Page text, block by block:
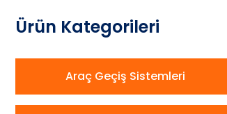
Ürün Kategorileri
Araç Geçiş Sistemleri